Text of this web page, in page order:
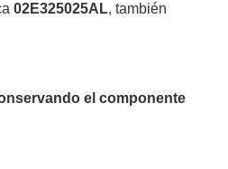
02E325025AL, también
el componente